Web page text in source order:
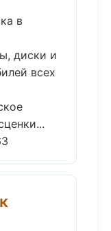
в
диски и
всех